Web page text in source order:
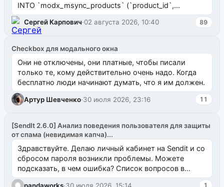
INTO `modx_msync_products` (`product_id`,
`uuid_1c`) VALUES ...
Сергей Карпович·02 августа 2026, 10:40 89
Checkbox для модального окна
Они не отключены, они платные, чтобы писали
только те, кому действительно очень надо. Когда
бесплатно люди начинают думать, что я им должен.
Артур Шевченко·30 июля 2026, 23:16 11
[SendIt 2.6.0] Анализ поведения пользователя для защиты
от спама (невидимая капча)...
Здравствуйте. Делаю личный кабинет на Sendit и со
сбросом пароля возникли проблемы. Можете
подсказать, в чем ошибка? Список вопросов в
одноименном разделе на modx.pro пока пуст, и,...
pandaworks·30 июля 2026, 15:14 1